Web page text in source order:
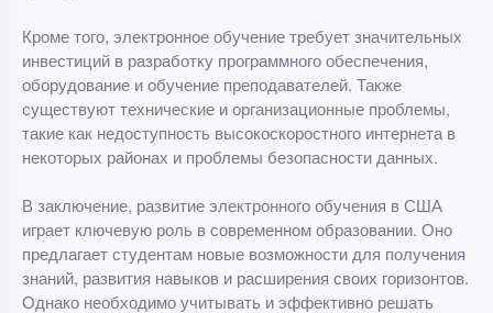
Кроме того, электронное обучение требует значительных
инвестиций в разработку программного обеспечения,
оборудование и обучение преподавателей. Также
существуют технические и организационные проблемы,
такие как недоступность высокоскоростного интернета в
некоторых районах и проблемы безопасности данных.
В заключение, развитие электронного обучения в США
играет ключевую роль в современном образовании. Оно
предлагает студентам новые возможности для получения
знаний, развития навыков и расширения своих горизонтов.
Однако необходимо учитывать и эффективно решать